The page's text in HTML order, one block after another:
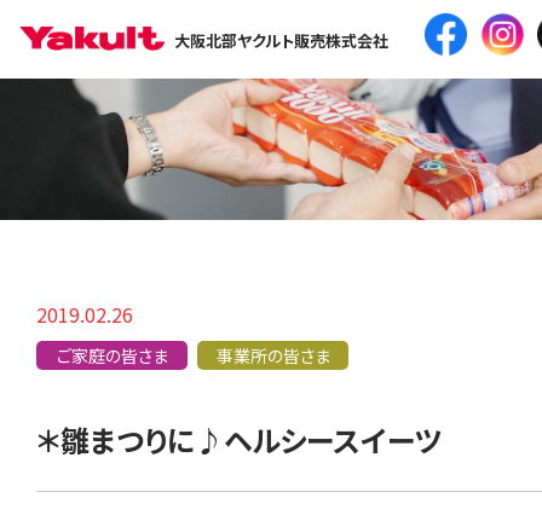
大阪北部ヤクルト販売株式会社
2019.02.26
ご家庭の皆さま 事業所の皆さま
＊雛まつりに♪ヘルシースイーツ